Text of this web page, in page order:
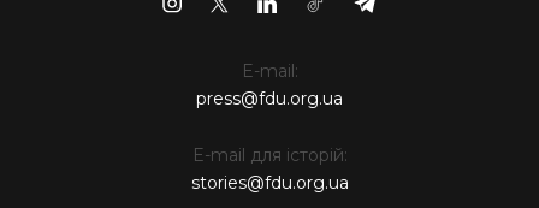
E-mail:
press@fdu.org.ua
E-mail для історій:
stories@fdu.org.ua